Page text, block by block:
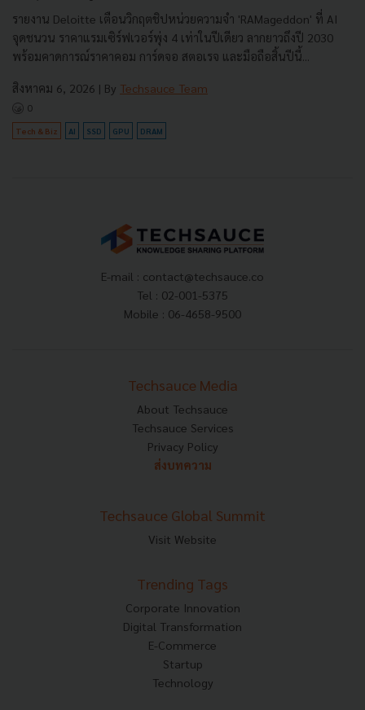
รายงาน Deloitte เตือนวิกฤตชิปหน่วยความจำ 'RAMageddon' ที่ AI
จุดชนวน ราคาแรมเซิร์ฟเวอร์พุ่ง 4 เท่าในปีเดียว ลากยาวถึงปี 2030
พร้อมคาดการณ์ราคาคอม การ์ดจอ สตอเรจ และมือถือสิ้นปีนี้...
สิงหาคม 6, 2026 | By Techsauce Team
0
Tech & Biz AI SSD GPU DRAM
E-mail : contact@techsauce.co
Tel : 02-001-5375
Mobile : 06-4658-9500
Techsauce Media
About Techsauce
Techsauce Services
Privacy Policy
ส่งบทความ
Techsauce Global Summit
Visit Website
Trending Tags
Corporate Innovation
Digital Transformation
E-Commerce
Startup
Technology